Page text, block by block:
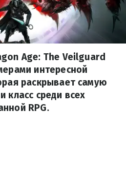
Age: The Veilguard
интересной
раскрывает самую
класс среди всех
RPG.